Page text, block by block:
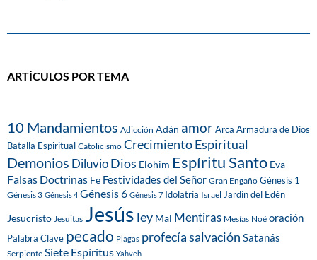
ARTÍCULOS POR TEMA
10 Mandamientos Adicción Adán amorArca Armadura de Dios
Batalla Espiritual Catolicismo Crecimiento Espiritual
Demonios DiluvioDios Elohim Espíritu Santo Eva
Falsas Doctrinas Fe Festividades del Señor Gran Engaño Génesis 1
Génesis 3 Génesis 4 Génesis 6 Génesis 7 Idolatría Israel Jardín del Edén
Jesucristo Jesuitas Jesús ley Mal Mentiras Mesías Noé oración
Palabra Clave pecado Plagas profecíasalvación Satanás
Serpiente Siete Espíritus Yahveh